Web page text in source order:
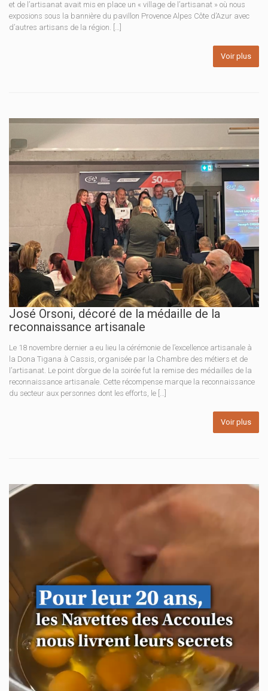
et de l’artisanat avait mis en place un « village de l’artisanat » où nous
exposions sous la bannière du pavillon Provence Alpes Côte d’Azur avec
d’autres artisans de la région. […]
Voir plus
José Orsoni, décoré de la médaille de la
reconnaissance artisanale
Le 18 novembre dernier a eu lieu la cérémonie de l’excellence artisanale à
la Dona Tigana à Cassis, organisée par la Chambre des métiers et de
l’artisanat. Le point d’orgue de la soirée fut la remise des médailles de la
reconnaissance artisanale. Cette récompense marque la reconnaissance
du secteur aux personnes dont les efforts, le […]
Voir plus